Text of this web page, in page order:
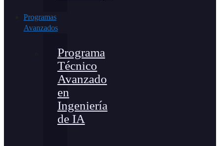
Programas
Avanzados
Programa
Técnico
Avanzado
en
Ingeniería
de IA